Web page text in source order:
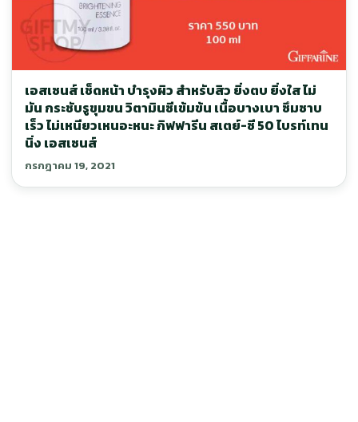
เอสเซนส์ เช็ดหน้า บำรุงผิว สำหรับสิว ยิ่งตบ ยิ่งใส ไม่
มัน กระชับรูขุมขน วิตามินซีเข้มข้น เนื้อบางเบา ซึมซาบ
เร็ว ไม่เหนียวเหนอะหนะ กิฟฟารีน สเตย์-ซี 50 ไบรท์เทน
นิ่ง เอสเซนส์
กรกฎาคม 19, 2021